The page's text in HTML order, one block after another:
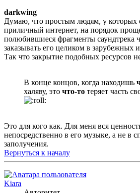
darkwing
Думаю, что простым людям, у которых
приличный интернет, на порядок
полюбившиеся фрагменты саундтрека
заказывать его целиком в зарубежных
Так что закрытие подобных ресурсов
В конце концов, когда находишь
халяву, это что-то теряет часть
Это для кого как. Для меня вся
непосредственно в его музыке, а не в
заполучения.
Вернуться к началу
Kiara